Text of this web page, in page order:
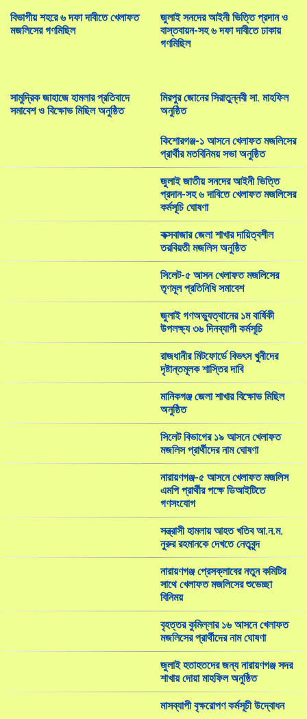
কুমিল্লা মহানগরী ছাত্র মজলিসের ইফতার মাহফিল অনুষ্ঠিত
ডক্টরস সোসাইটি অব বাংলাদেশ-ডিএসবি কর্তৃক ইফতার মাহফিল অনুষ্ঠিত
বিভাগীয় শহরে ৬ দফা দাবীতে খেলাফত
মজলিসের গণমিছিল
জুলাই সনদের আইনী ভিত্তি প্রদান ও
বাস্তবায়ন-সহ ৬ দফা দাবীতে ঢাকায়
গণমিছিল
সামুদ্রিক জাহাজে হামলার প্রতিবাদে
সমাবেশ ও বিক্ষোভ মিছিল অনুষ্ঠিত
মিরপুর জোনের সিরাতুন্নবী সা. মাহফিল
অনুষ্ঠিত
কিশোরগঞ্জ-১ আসনে খেলাফত মজলিসের
প্রার্থীর মতবিনিময় সভা অনুষ্ঠিত
জুলাই জাতীয় সনদের আইনী ভিত্তি
প্রদান-সহ ৬ দাবিতে খেলাফত মজলিসের
কর্মসূচি ঘোষণা
কক্সবাজার জেলা শাখার দায়িত্বশীল
তরবিয়তী মজলিস অনুষ্ঠিত
সিলেট-৫ আসন খেলাফত মজলিসের
তৃণমূল প্রতিনিধি সমাবেশ
জুলাই গণঅভ্যুত্থানের ১ম বার্ষিকী
উপলক্ষ্য ৩৬ দিনব্যাপী কর্মসূচি
রাজধানীর মিটফোর্ডে বিভৎস খুনীদের
দৃষ্টান্তমূলক শাস্তির দাবি
মানিকগঞ্জ জেলা শাখার বিক্ষোভ মিছিল
অনুষ্ঠিত
সিলেট বিভাগের ১৯ আসনে খেলাফত
মজলিস প্রার্থীদের নাম ঘোষণা
নারায়ণগঞ্জ-৫ আসনে খেলাফত মজলিস
এমপি প্রার্থীর পক্ষে ডিআইটিতে
গণসংযোগ
সন্ত্রাসী হামলায় আহত খতিব আ.ন.ম.
নুরুর রহমানকে দেখতে নেতৃবৃন্দ
নারায়ণগঞ্জ প্রেসক্লাবের নতুন কমিটির
সাথে খেলাফত মজলিসের শুভেচ্ছা
বিনিময়
বৃহত্তর কুমিল্লার ১৬ আসনে খেলাফত
মজলিসের প্রার্থীদের নাম ঘোষণা
জুলাই হতাহতদের জন্য নারায়ণগঞ্জ সদর
শাখায় দোয়া মাহফিল অনুষ্ঠিত
মাসব্যাপী বৃক্ষরোপণ কর্মসূচী উদ্বোধন